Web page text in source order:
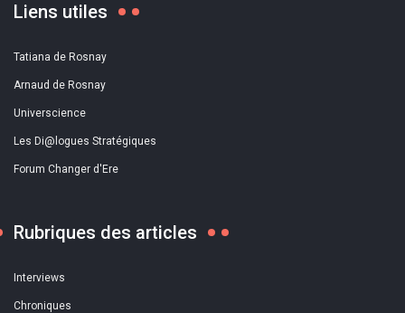
Liens utiles
Tatiana de Rosnay
Arnaud de Rosnay
Universcience
Les Di@logues Stratégiques
Forum Changer d'Ere
Rubriques des articles
Interviews
Chroniques